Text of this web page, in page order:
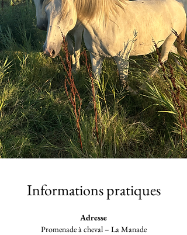
​Informationspratiques
Adresse
Promenade à cheval – La Manade